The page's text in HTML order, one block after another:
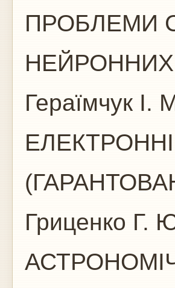
ПРОБЛЕМИ
Гераїмчук І.
Гриценко Г.